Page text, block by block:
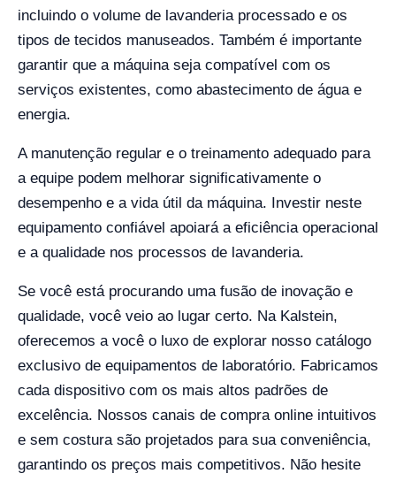
incluindo o volume de lavanderia processado e os
tipos de tecidos manuseados. Também é importante
garantir que a máquina seja compatível com os
serviços existentes, como abastecimento de água e
energia.
A manutenção regular e o treinamento adequado para
a equipe podem melhorar significativamente o
desempenho e a vida útil da máquina. Investir neste
equipamento confiável apoiará a eficiência operacional
e a qualidade nos processos de lavanderia.
Se você está procurando uma fusão de inovação e
qualidade, você veio ao lugar certo. Na Kalstein,
oferecemos a você o luxo de explorar nosso catálogo
exclusivo de equipamentos de laboratório. Fabricamos
cada dispositivo com os mais altos padrões de
excelência. Nossos canais de compra online intuitivos
e sem costura são projetados para sua conveniência,
garantindo os preços mais competitivos. Não hesite